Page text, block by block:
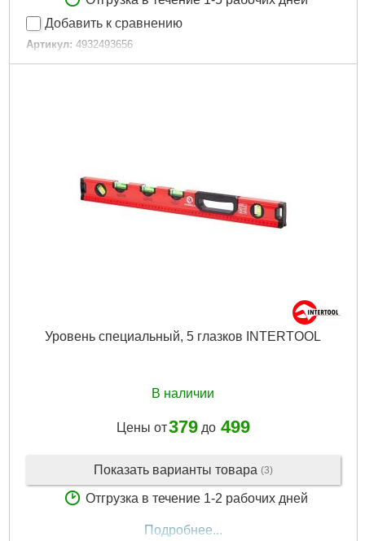
Добавить к сравнению
Артикул: 4932493656
Код товара: 29.40.77
Уровень специальный, 5 глазков INTERTOOL
В наличии
Цены от379до 499
Показать варианты товара (3)
Отгрузка в течение 1-2 рабочих дней
Подробнее...